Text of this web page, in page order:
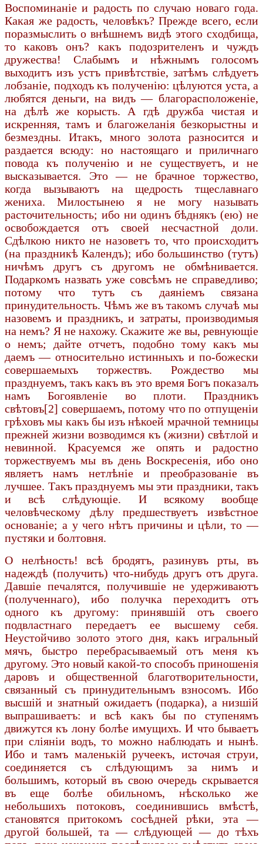
Воспоминаніе и радость по случаю новаго года.
Какая же радость, человѣкъ? Прежде всего, если
поразмыслить о внѣшнемъ видѣ этого сходбища,
то каковъ онъ? какъ подозрителенъ и чуждъ
дружества! Слабымъ и нѣжнымъ голосомъ
выходитъ изъ устъ привѣтствіе, затѣмъ слѣдуетъ
лобзаніе, подходъ къ полученію: цѣлуются уста, а
любятся деньги, на видъ — благорасположеніе,
на дѣлѣ же корысть. А гдѣ дружба чистая и
искренняя, тамъ и благожеланія безкорыстны и
безмездны. Итакъ, много золота разносится и
раздается всюду: но настоящаго и приличнаго
повода къ полученію и не существуетъ, и не
высказывается. Это — не брачное торжество,
когда вызываютъ на щедрость тщеславнаго
жениха. Милостынею я не могу называть
расточительность; ибо ни одинъ бѣднякъ (ею) не
освобождается отъ своей несчастной доли.
Сдѣлкою никто не назоветъ то, что происходитъ
(на праздникѣ Календъ); ибо большинство (тутъ)
ничѣмъ другъ съ другомъ не обмѣнивается.
Подаркомъ назвать уже совсѣмъ не справедливо;
потому что тутъ съ даяніемъ связана
принудительность. Чѣмъ же въ такомъ случаѣ мы
назовемъ и праздникъ, и затраты, производимыя
на немъ? Я не нахожу. Скажите же вы, ревнующіе
о немъ; дайте отчетъ, подобно тому какъ мы
даемъ — относительно истинныхъ и по-божески
совершаемыхъ торжествъ. Рождество мы
празднуемъ, такъ какъ въ это время Богъ показалъ
намъ Богоявленіе во плоти. Праздникъ
свѣтовъ[2] совершаемъ, потому что по отпущеніи
грѣховъ мы какъ бы изъ нѣкоей мрачной темницы
прежней жизни возводимся къ (жизни) свѣтлой и
невинной. Красуемся же опять и радостно
торжествуемъ мы въ день Воскресенія, ибо оно
являетъ намъ нетлѣніе и преобразованіе въ
лучшее. Такъ празднуемъ мы эти праздники, такъ
и всѣ слѣдующіе. И всякому вообще
человѣческому дѣлу предшествуетъ извѣстное
основаніе; а у чего нѣтъ причины и цѣли, то —
пустяки и болтовня.
О нелѣность! всѣ бродятъ, разинувъ рты, въ
надеждѣ (получить) что-нибудь другъ отъ друга.
Давшіе печалятся, получившіе не удерживаютъ
(полученнаго), ибо получка переходитъ отъ
одного къ другому: принявшій отъ своего
подвластнаго передаетъ ее высшему себя.
Неустойчиво золото этого дня, какъ игральный
мячъ, быстро перебрасываемый отъ меня къ
другому. Это новый какой-то способъ приношенія
даровъ и общественной благотворительности,
связанный съ принудительнымъ взносомъ. Ибо
высшій и знатный ожидаетъ (подарка), а низшій
выпрашиваетъ: и всѣ какъ бы по ступенямъ
движутся къ лону болѣе имущихъ. И что бываетъ
при сліяніи водъ, то можно наблюдать и нынѣ.
Ибо и тамъ маленькій ручеекъ, источая струи,
соединяется съ слѣдующимъ за нимъ и
большимъ, который въ свою очередь скрывается
въ еще болѣе обильномъ, нѣсколько же
небольшихъ потоковъ, соединившись вмѣстѣ,
становятся притокомъ сосѣдней рѣки, эта —
другой большей, та — слѣдующей — до тѣхъ